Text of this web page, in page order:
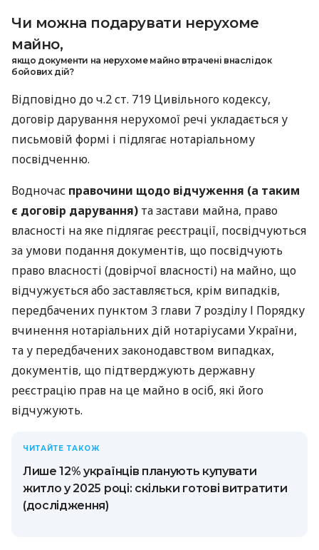
Чи можна подарувати нерухоме
майно,
якщо документи на нерухоме майно втрачені внаслідок
бойових дій?
Відповідно до ч.2 ст. 719 Цивільного кодексу,
договір дарування нерухомої речі укладається у
письмовій формі і підлягає нотаріальному
посвідченню.
Водночас правочини щодо відчуження (а таким
є договір дарування) та застави майна, право
власності на яке підлягає реєстрації, посвідчуються
за умови подання документів, що посвідчують
право власності (довірчої власності) на майно, що
відчужується або заставляється, крім випадків,
передбачених пунктом 3 глави 7 розділу І Порядку
вчинення нотаріальних дій нотаріусами України,
та у передбачених законодавством випадках,
документів, що підтверджують державну
реєстрацію прав на це майно в осіб, які його
відчужують.
ЧИТАЙТЕ ТАКОЖ
Лише 12% українців планують купувати
житло у 2025 році: скільки готові витратити
(дослідження)